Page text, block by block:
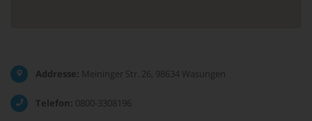
Addresse: Meininger Str. 26, 98634 Wasungen
Telefon: 0800-3308196